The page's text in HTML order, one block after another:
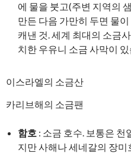
에 물을 붓고(주변 지역의
만든 다음 가만히 두면 물
캐낸 것. 세계 최대의 소금
치한 우유니 소금 사막이
이스라엘의 소금산
카리브해의 소금팬
함호 : 소금 호수. 보통은
지만 사해나 세네갈의 장